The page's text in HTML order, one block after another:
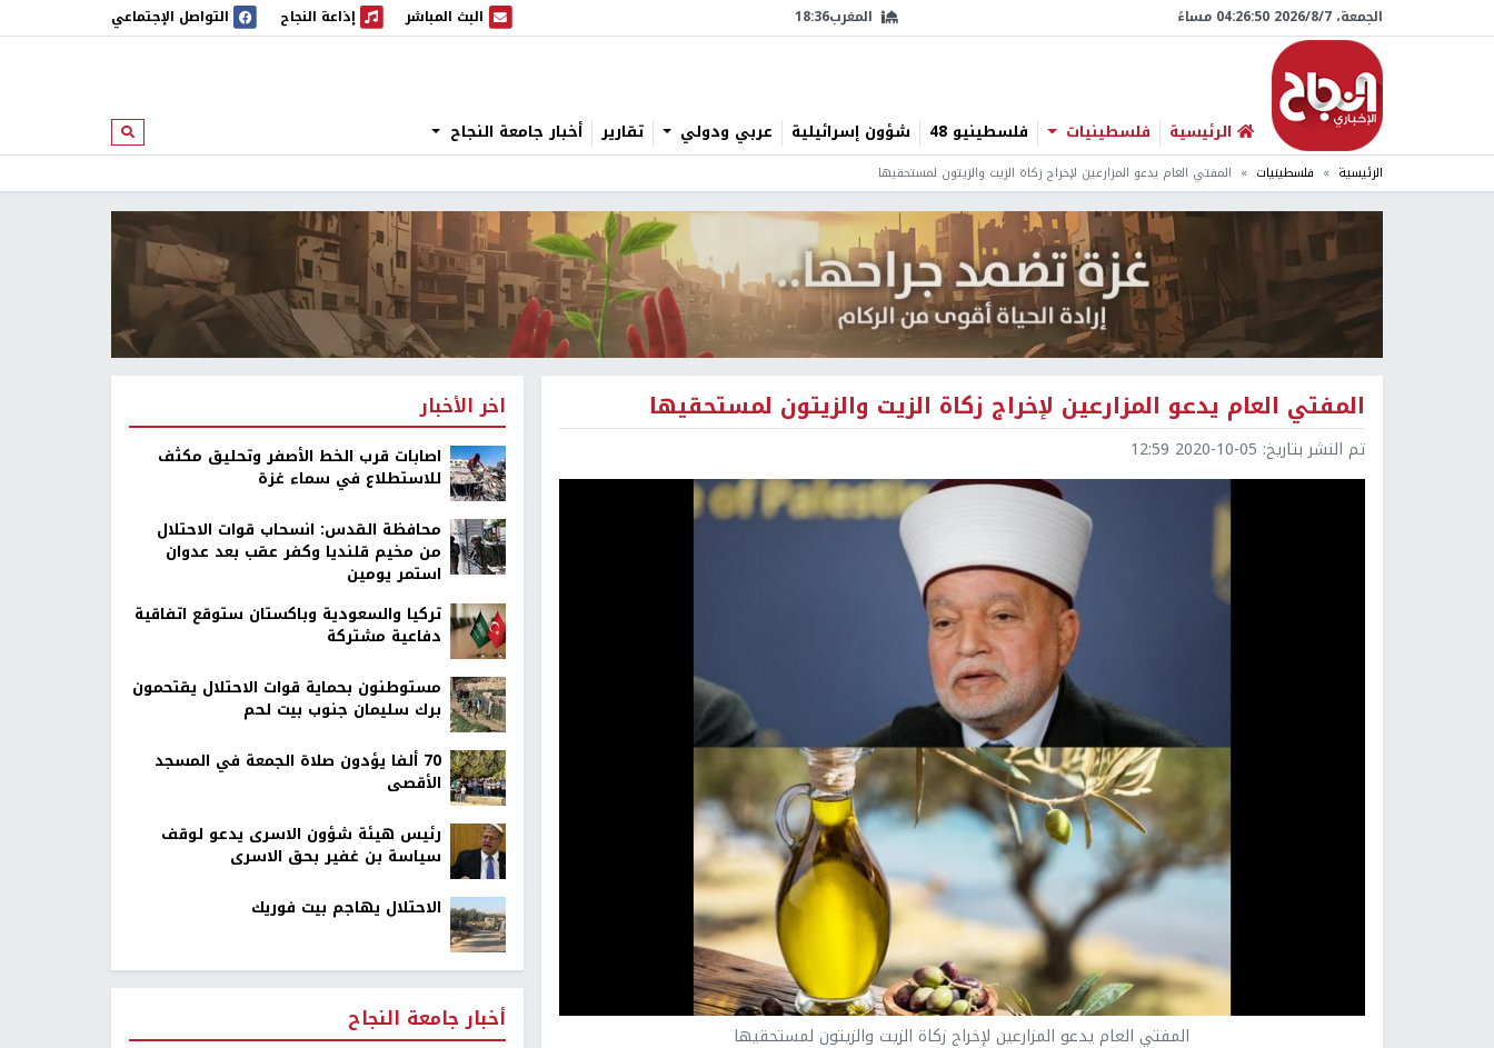
الجمعة، 7/‏8/‏2026 04:26:51 مساءً المغرب18:36 البث المباشر
البث المباشر إذاعة النجاح
إذاعة النجاح التواصل الإجتماعي
الرئيسية فلسطينيات فلسطينيو 48 شؤون إسرائيلية عربي ودولي تقارير أخبار جامعة النجاح ابحث
الرئيسية فلسطينيات المفتي العام يدعو المزارعين لإخراج زكاة الزيت والزيتون لمستحقيها
المفتي العام يدعو المزارعين لإخراج زكاة الزيت والزيتون لمستحقيها
تم النشر بتاريخ: 2020-10-05 12:59
المفتي العام يدعو المزارعين لإخراج زكاة الزيت والزيتون لمستحقيها
اخر الأخبار
اصابات قرب الخط الأصفر وتحليق مكثف
للاستطلاع في سماء غزة
محافظة القدس: انسحاب قوات الاحتلال
من مخيم قلنديا وكفر عقب بعد عدوان
استمر يومين
تركيا والسعودية وباكستان ستوقع اتفاقية
دفاعية مشتركة
مستوطنون بحماية قوات الاحتلال يقتحمون
برك سليمان جنوب بيت لحم
70 ألفا يؤدون صلاة الجمعة في المسجد
الأقصى
رئيس هيئة شؤون الاسرى يدعو لوقف
سياسة بن غفير بحق الاسرى
الاحتلال يهاجم بيت فوريك
أخبار جامعة النجاح